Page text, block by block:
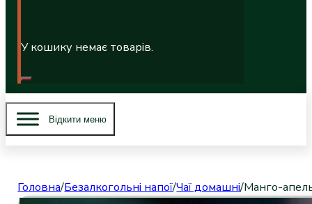
У кошику немає товарів.
Вiдкити меню
Головна/Безалкогольні напої/Чаї домашні/Манго-